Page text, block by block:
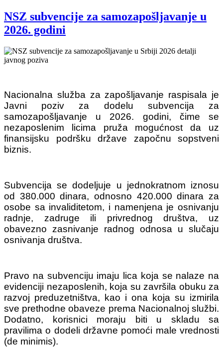
NSZ subvencije za samozapošljavanje u
2026. godini
Nacionalna služba za zapošljavanje raspisala je
Javni poziv za dodelu subvencija za
samozapošljavanje u 2026. godini, čime se
nezaposlenim licima pruža mogućnost da uz
finansijsku podršku države započnu sopstveni
biznis.
Subvencija se dodeljuje u jednokratnom iznosu
od 380.000 dinara, odnosno 420.000 dinara za
osobe sa invaliditetom, i namenjena je osnivanju
radnje, zadruge ili privrednog društva, uz
obavezno zasnivanje radnog odnosa u slučaju
osnivanja društva.
Pravo na subvenciju imaju lica koja se nalaze na
evidenciji nezaposlenih, koja su završila obuku za
razvoj preduzetništva, kao i ona koja su izmirila
sve prethodne obaveze prema Nacionalnoj službi.
Dodatno, korisnici moraju biti u skladu sa
pravilima o dodeli državne pomoći male vrednosti
(de minimis).